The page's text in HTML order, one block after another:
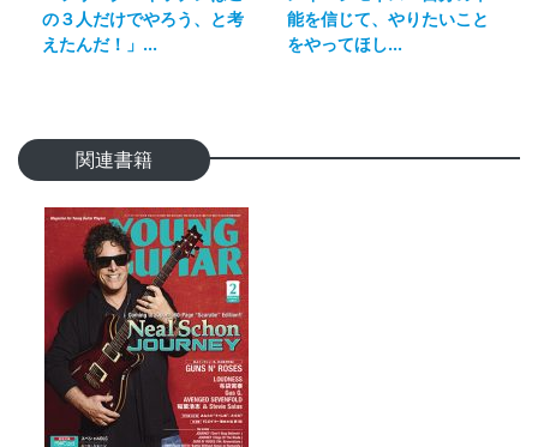
の３人だけでやろう、と考
えたんだ！」...
能を信じて、やりたいこと
をやってほし...
関連書籍